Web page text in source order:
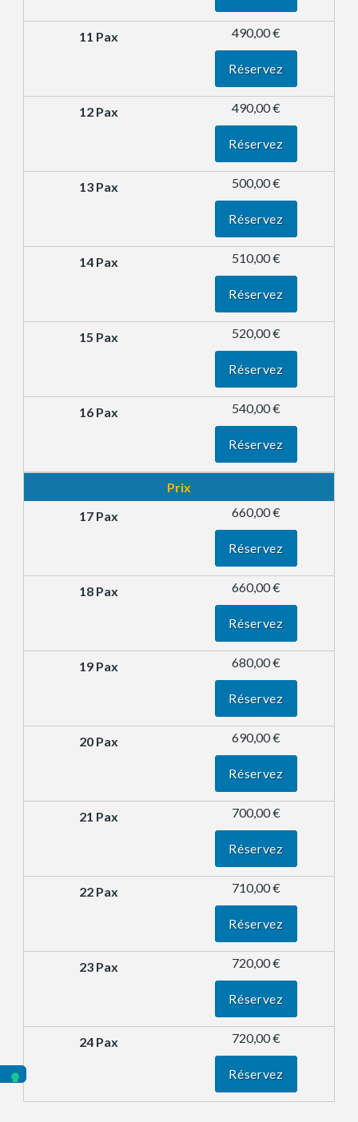
490,00 €
Réservez
490,00 €
Réservez
500,00 €
Réservez
510,00 €
Réservez
520,00 €
Réservez
540,00 €
Réservez
Prix
660,00 €
Réservez
660,00 €
Réservez
680,00 €
Réservez
690,00 €
Réservez
700,00 €
Réservez
710,00 €
Réservez
720,00 €
Réservez
720,00 €
Réservez